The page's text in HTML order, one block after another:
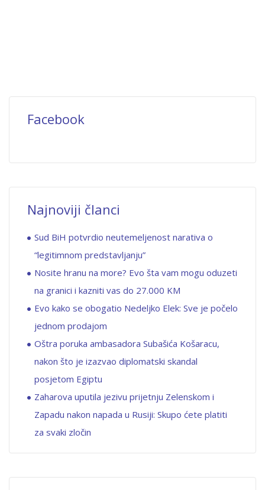
Facebook
Najnoviji članci
Sud BiH potvrdio neutemeljenost narativa o
“legitimnom predstavljanju”
Nosite hranu na more? Evo šta vam mogu oduzeti
na granici i kazniti vas do 27.000 KM
Evo kako se obogatio Nedeljko Elek: Sve je počelo
jednom prodajom
Oštra poruka ambasadora Subašića Košaracu,
nakon što je izazvao diplomatski skandal
posjetom Egiptu
Zaharova uputila jezivu prijetnju Zelenskom i
Zapadu nakon napada u Rusiji: Skupo ćete platiti
za svaki zločin